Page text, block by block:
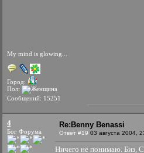
My mind is glowing...
Город:
Пол:
Сообщений: 15251
4
Бог Форума
Re:Benny Benassi
Ответ #19 03 августа 2004,
Ничего не понимаю. Биз,